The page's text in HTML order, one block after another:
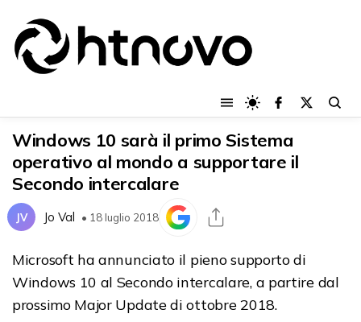
Windows 10 sarà il primo Sistema
operativo al mondo a supportare il
Secondo intercalare
JV Jo Val • 18 luglio 2018
Microsoft ha annunciato il pieno supporto di
Windows 10 al Secondo intercalare, a partire dal
prossimo Major Update di ottobre 2018.